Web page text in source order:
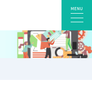
MENU